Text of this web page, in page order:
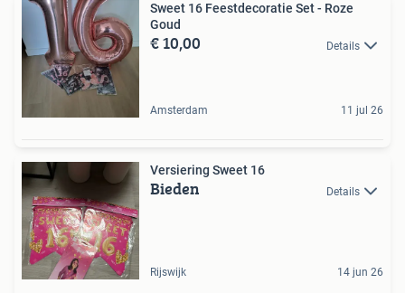
Sweet 16 Feestdecoratie Set - Roze
Goud
€ 10,00 Details
Amsterdam 11 jul 26
Versiering Sweet 16
Bieden Details
Rijswijk 14 jun 26